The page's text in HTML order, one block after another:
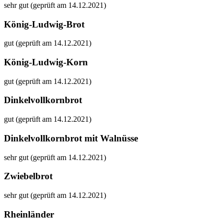
sehr gut (geprüft am 14.12.2021)
König-Ludwig-Brot
gut (geprüft am 14.12.2021)
König-Ludwig-Korn
gut (geprüft am 14.12.2021)
Dinkelvollkornbrot
gut (geprüft am 14.12.2021)
Dinkelvollkornbrot mit Walnüsse
sehr gut (geprüft am 14.12.2021)
Zwiebelbrot
sehr gut (geprüft am 14.12.2021)
Rheinländer